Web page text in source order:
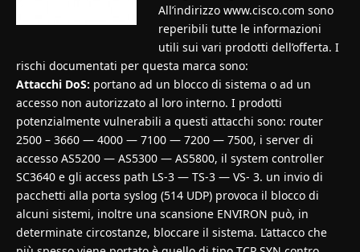
All’indirizzo www.cisco.com sono
reperibili tutte le informazioni
utili sui vari prodotti dell’offerta. I
rischi documentati per questa marca sono:
Attacchi DoS: portano ad un blocco di sistema o ad un
accesso non autorizzato al loro interno. I prodotti
potenzialmente vulnerabili a questi attacchi sono: router
2500 – 3660 — 4000 — 7100 — 7200 — 7500, i server di
accesso AS5200 — AS5300 — AS5800, il system controller
SC3640 e gli access path LS-3 — TS-3 — VS- 3. un invio di
pacchetti alla porta syslog (514 UDP) provoca il blocco di
alcuni sistemi, inoltre una scansione ENVIRON può, in
determinate circostanze, bloccare il sistema. L’attacco che